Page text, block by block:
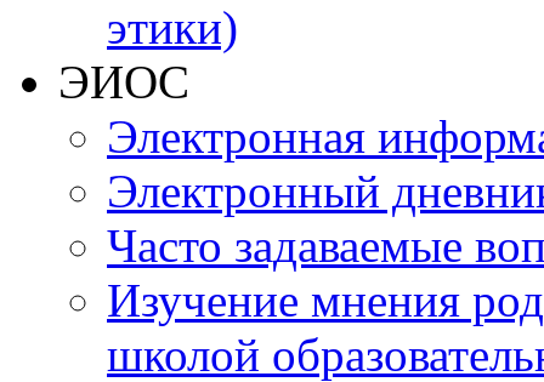
этики)
ЭИОС
Электронная
Электронный
Часто задаваемые
Изучение мнения
школой